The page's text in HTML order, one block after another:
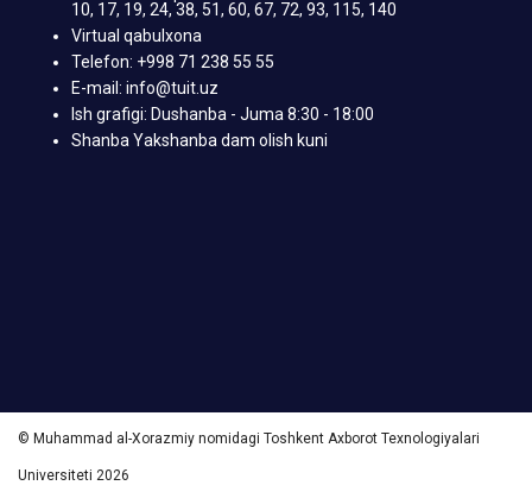
10, 17, 19, 24, 38, 51, 60, 67, 72, 93, 115, 140
Virtual qabulxona
Telefon: +998 71 238 55 55
E-mail: info@tuit.uz
Ish grafigi: Dushanba - Juma 8:30 - 18:00
Shanba Yakshanba dam olish kuni
© Muhammad al-Xorazmiy nomidagi Toshkent Axborot Texnologiyalari
Universiteti 2026